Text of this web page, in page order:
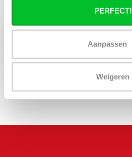
PERFECT!
Aanpassen
Weigeren
Geldt niet voor postzendingen!